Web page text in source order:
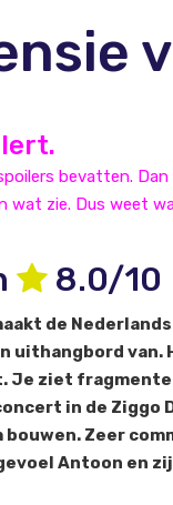
bevatten.
wat zie. Dus weet
8.0/10
de
uithangbord
Je ziet
in de Ziggo
bouwen. Zeer
Antoon en